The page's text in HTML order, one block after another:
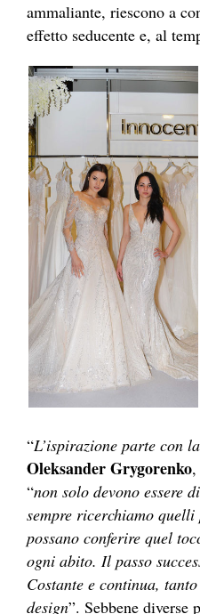
ammaliante, riescono a
effetto seducente e, al
“L’ispirazione parte con
Oleksander Grygorenko
“non solo devono essere
sempre ricerchiamo
possano conferire quel
ogni abito. Il passo
Costante e continua,
design”. Sebbene diverse